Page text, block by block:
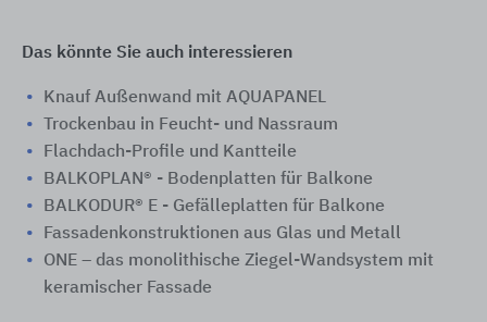
Das könnte Sie auch interessieren
Knauf Außenwand mit AQUAPANEL
Trockenbau in Feucht- und Nassraum
Flachdach-Profile und Kantteile
BALKOPLAN® - Bodenplatten für Balkone
BALKODUR® E - Gefälleplatten für Balkone
Fassadenkonstruktionen aus Glas und Metall
ONE – das monolithische Ziegel-Wandsystem mit
keramischer Fassade